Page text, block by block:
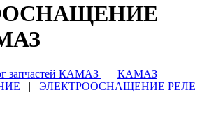
запчастей КАМАЗ | КАМАЗ
| ЭЛЕКТРООСНАЩЕНИЕ РЕЛЕ